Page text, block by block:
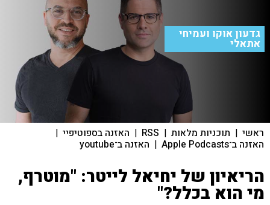
גדעון אוקו ועמיחי
אתאלי
ראשי | תוכניות מלאות |
RSS
| האזנה בספוטיפיי |
האזנה ב־Apple Podcasts | האזנה ב־youtube
הריאיון של יחיאל לייטר: "מוטרף,
מי הוא בכלל?"